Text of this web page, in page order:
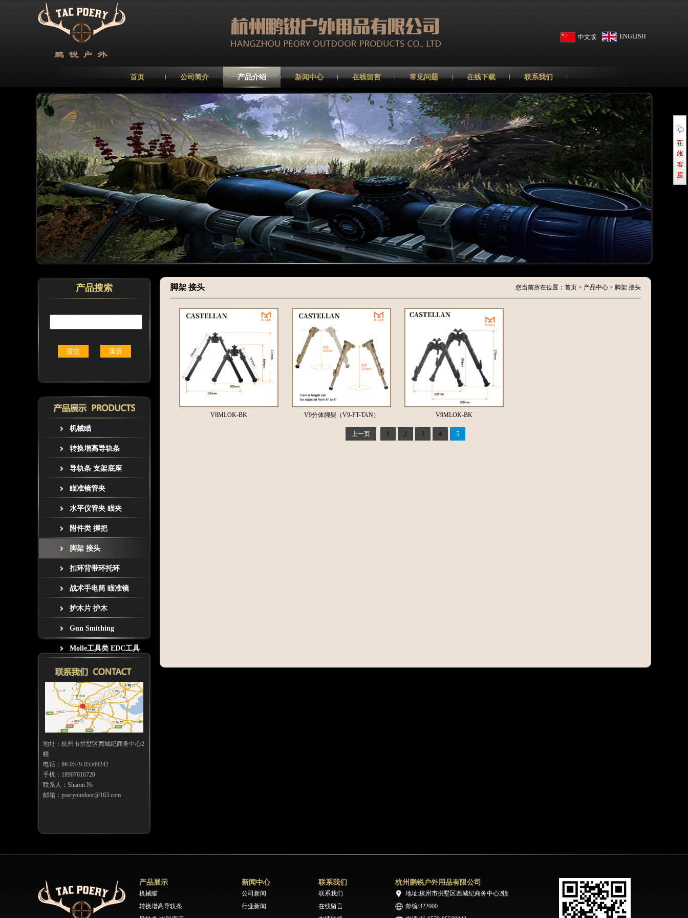
中文版 ENGLISH
首页 公司简介 产品介绍 新闻中心 在线留言 常见问题 在线下载 联系我们
产品搜索
机械瞄
转换增高导轨条
导轨条 支架底座
瞄准镜管夹
水平仪管夹 瞄夹
附件类 握把
脚架 接头
扣环背带环托环
战术手电筒 瞄准镜
护木片 护木
Gun Smithing
Molle工具类 EDC工具
地址：杭州市拱墅区西城纪商务中心2
幢
电话：86-0579-85509242
手机：18907016720
联系人：Sharon Ni
邮箱：poeryoutdoor@163.com
脚架 接头 您当前所在位置：首页 > 产品中心 > 脚架 接头
V8MLOK-BK V9分体脚架（V9-FT-TAN） V9MLOK-BK
上一页 1 2 3 4 5
产品展示
机械瞄
转换增高导轨条
新闻中心
公司新闻
行业新闻
联系我们
联系我们
在线留言
杭州鹏锐户外用品有限公司
地址:杭州市拱墅区西城纪商务中心2幢
邮编:322000